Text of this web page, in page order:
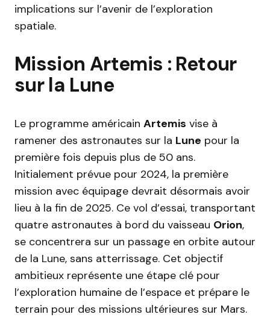
implications sur l’avenir de l’exploration
spatiale.
Mission Artemis : Retour
sur la Lune
Le programme américain Artemis vise à
ramener des astronautes sur la Lune pour la
première fois depuis plus de 50 ans.
Initialement prévue pour 2024, la première
mission avec équipage devrait désormais avoir
lieu à la fin de 2025. Ce vol d’essai, transportant
quatre astronautes à bord du vaisseau Orion,
se concentrera sur un passage en orbite autour
de la Lune, sans atterrissage. Cet objectif
ambitieux représente une étape clé pour
l’exploration humaine de l’espace et prépare le
terrain pour des missions ultérieures sur Mars.